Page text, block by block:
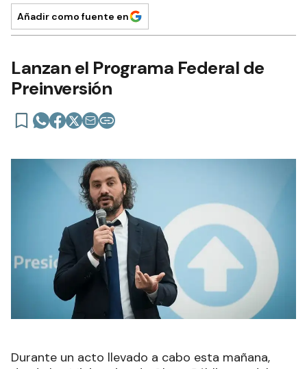
Añadir como fuente en
Lanzan el Programa Federal de
Preinversión
Durante un acto llevado a cabo esta mañana,